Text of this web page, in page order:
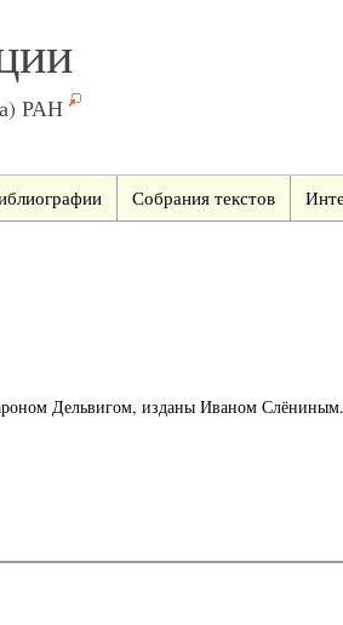
РАН
Собрания текстов
Дельвигом, изданы Иваном